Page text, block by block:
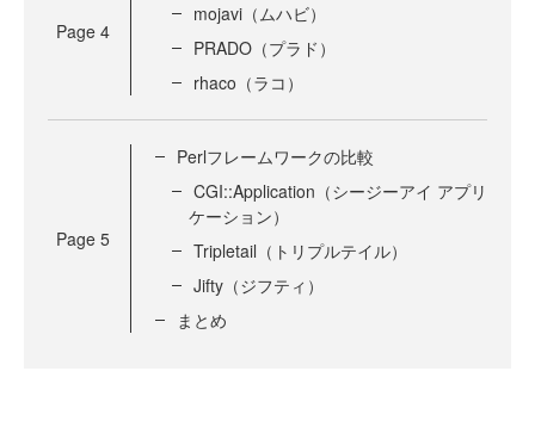
Page 4
mojavi（ムハビ）
PRADO（プラド）
rhaco（ラコ）
Page 5
Perlフレームワークの比較
CGI::Application（シージーアイ アプリ
ケーション）
Tripletail（トリプルテイル）
Jifty（ジフティ）
まとめ